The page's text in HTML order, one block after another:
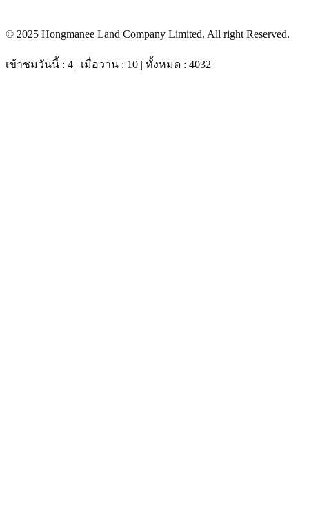
© 2025 Hongmanee Land Company Limited. All right Reserved.
เข้าชมวันนี้ : 4 | เมื่อวาน : 10 | ทั้งหมด : 4032